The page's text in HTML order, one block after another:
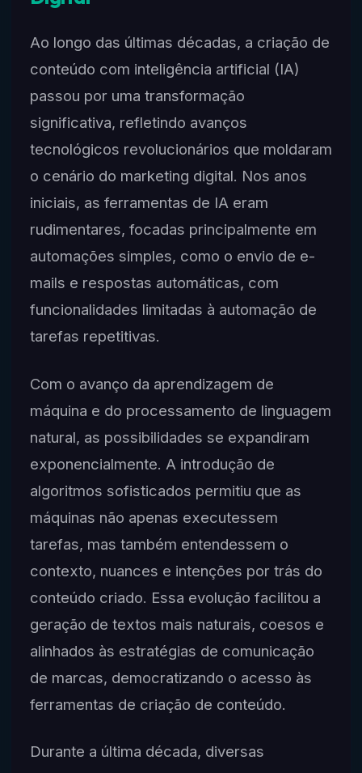
Ao longo das últimas décadas, a criação de
conteúdo com inteligência artificial (IA)
passou por uma transformação
significativa, refletindo avanços
tecnológicos revolucionários que moldaram
o cenário do marketing digital. Nos anos
iniciais, as ferramentas de IA eram
rudimentares, focadas principalmente em
automações simples, como o envio de e-
mails e respostas automáticas, com
funcionalidades limitadas à automação de
tarefas repetitivas.
Com o avanço da aprendizagem de
máquina e do processamento de linguagem
natural, as possibilidades se expandiram
exponencialmente. A introdução de
algoritmos sofisticados permitiu que as
máquinas não apenas executessem
tarefas, mas também entendessem o
contexto, nuances e intenções por trás do
conteúdo criado. Essa evolução facilitou a
geração de textos mais naturais, coesos e
alinhados às estratégias de comunicação
de marcas, democratizando o acesso às
ferramentas de criação de conteúdo.
Durante a última década, diversas